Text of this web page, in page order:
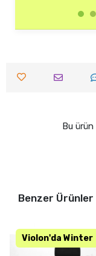
Bu ürün
Benzer Ürünler